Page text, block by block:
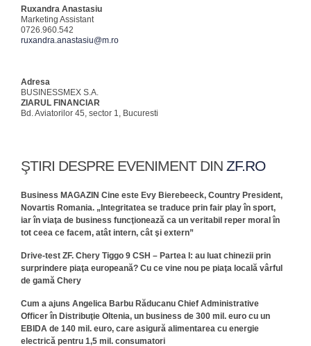
Ruxandra Anastasiu
Marketing Assistant
0726.960.542
ruxandra.anastasiu@m.ro
Adresa
BUSINESSMEX S.A.
ZIARUL FINANCIAR
Bd. Aviatorilor 45, sector 1, Bucuresti
ŞTIRI DESPRE EVENIMENT DIN ZF.RO
Business MAGAZIN Cine este Evy Bierebeeck, Country President,
Novartis Romania. „Integritatea se traduce prin fair play în sport,
iar în viaţa de business funcţionează ca un veritabil reper moral în
tot ceea ce facem, atât intern, cât şi extern”
Drive-test ZF. Chery Tiggo 9 CSH – Partea I: au luat chinezii prin
surprindere piaţa europeană? Cu ce vine nou pe piaţa locală vârful
de gamă Chery
Cum a ajuns Angelica Barbu Răducanu Chief Administrative
Officer în Distribuţie Oltenia, un business de 300 mil. euro cu un
EBIDA de 140 mil. euro, care asigură alimentarea cu energie
electrică pentru 1,5 mil. consumatori